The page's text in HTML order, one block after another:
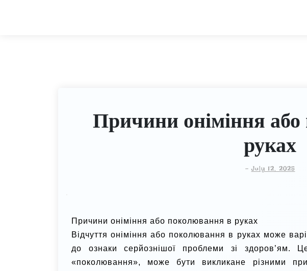
Причини оніміння
руках
-July 12, 2025
Причини оніміння або поколювання в руках
Відчуття оніміння або поколювання в руках може
до ознаки серйознішої проблеми зі здоров’ям.
«поколювання», може бути викликане різними